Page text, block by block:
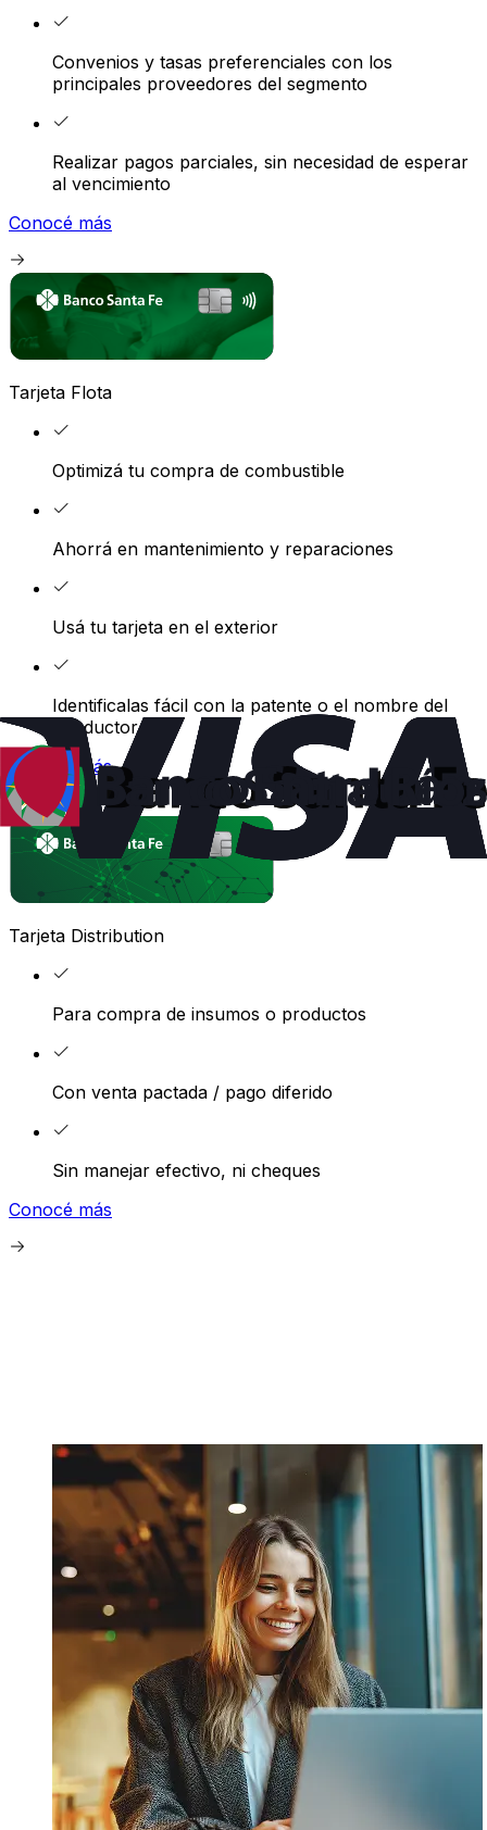
Convenios y tasas preferenciales con los
principales proveedores del segmento
Realizar pagos parciales, sin necesidad de esperar
al vencimiento
Conocé más
Tarjeta Flota
Optimizá tu compra de combustible
Ahorrá en mantenimiento y reparaciones
Usá tu tarjeta en el exterior
Identificalas fácil con la patente o el nombre del
conductor
Conocé más
Tarjeta Distribution
Para compra de insumos o productos
Con venta pactada / pago diferido
Sin manejar efectivo, ni cheques
Conocé más